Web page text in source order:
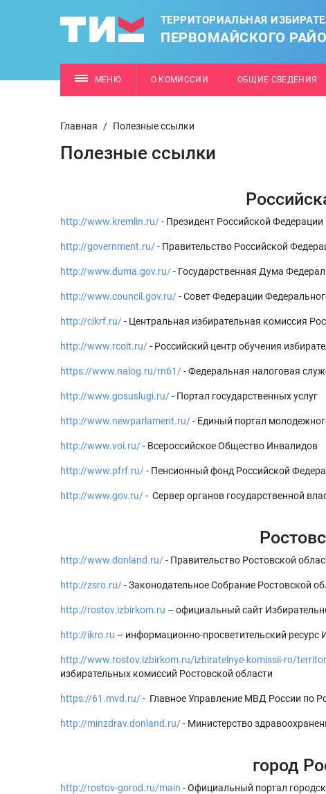
ТЕРРИТОРИАЛЬНАЯ
ПЕРВОМАЙСКОГО
МЕНЮ О КОМИССИИ ОБЩИЕ СВЕДЕНИЯ
Главная / Полезные ссылки
Полезные ссылки
http://www.kremlin.ru/- Президент Российской Федерации
http://government.ru/- Правительство Российской
http://www.duma.gov.ru/- Государственная Дума
http://www.council.gov.ru/- Совет Федерации
http://cikrf.ru/- Центральная избирательная комиссия
http://www.rcoit.ru/- Российский центр обучения
https://www.nalog.ru/rn61/- Федеральная налоговая
http://www.gosuslugi.ru/- Портал государственных услуг
http://www.newparlament.ru/- Единый портал
http://www.voi.ru/- Всероссийское Общество Инвалидов
http://www.pfrf.ru/- Пенсионный фонд Российской
http://www.gov.ru/- Сервер органов государственной
http://www.donland.ru/- Правительство Ростовской
http://zsro.ru/- Законодательное Собрание Ростовской
http://rostov.izbirkom.ru – официальный сайт
http://ikro.ru – информационно-просветительский ресурс
http://www.rostov.izbirkom.ru/izbiratelnye-komissii-ro/
избирательных комиссий Ростовской области
https://61.mvd.ru/- Главное Управление МВД России по
http://minzdrav.donland.ru/- Министерство
город
http://rostov-gorod.ru/main - Официальный портал